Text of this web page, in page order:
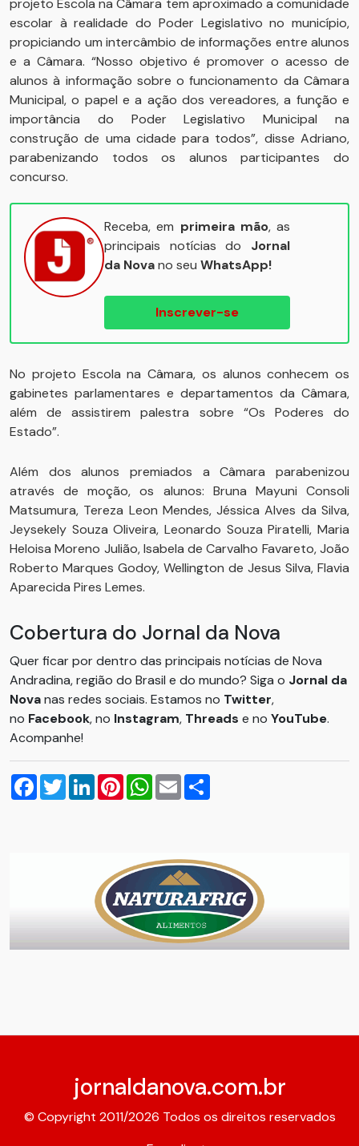
projeto Escola na Câmara tem aproximado a comunidade
escolar à realidade do Poder Legislativo no município,
propiciando um intercâmbio de informações entre alunos
e a Câmara. “Nosso objetivo é promover o acesso de
alunos à informação sobre o funcionamento da Câmara
Municipal, o papel e a ação dos vereadores, a função e
importância do Poder Legislativo Municipal na
construção de uma cidade para todos”, disse Adriano,
parabenizando todos os alunos participantes do
concurso.
Receba, em primeira mão, as
principais notícias do Jornal
da Novano seu WhatsApp!
Inscrever-se
No projeto Escola na Câmara, os alunos conhecem os
gabinetes parlamentares e departamentos da Câmara,
além de assistirem palestra sobre “Os Poderes do
Estado”.
Além dos alunos premiados a Câmara parabenizou
através de moção, os alunos: Bruna Mayuni Consoli
Matsumura, Tereza Leon Mendes, Jéssica Alves da Silva,
Jeysekely Souza Oliveira, Leonardo Souza Piratelli, Maria
Heloisa Moreno Julião, Isabela de Carvalho Favareto, João
Roberto Marques Godoy, Wellington de Jesus Silva, Flavia
Aparecida Pires Lemes.
Cobertura do Jornal da Nova
Quer ficar por dentro das principais notícias de Nova
Andradina, região do Brasil e do mundo? Siga o Jornal da
Novanas redes sociais. Estamos no Twitter,
no Facebook, no Instagram, Threads e no YouTube.
Acompanhe!
Facebook
TwitterLinkedInPinterestWhatsApp
Email
jornaldanova.com.br
© Copyright 2011/2026 Todos os direitos reservados